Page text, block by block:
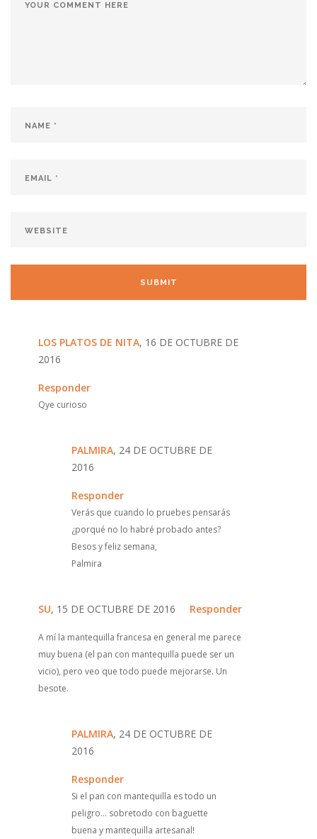
LOS PLATOS DE NITA, 16 DE OCTUBRE DE
2016
Responder
Qye curioso
PALMIRA, 24 DE OCTUBRE DE
2016
Responder
Verás que cuando lo pruebes pensarás
¿porqué no lo habré probado antes?
Besos y feliz semana,
Palmira
SU, 15 DE OCTUBRE DE 2016 Responder
A mí la mantequilla francesa en general me parece
muy buena (el pan con mantequilla puede ser un
vicio), pero veo que todo puede mejorarse. Un
besote.
PALMIRA, 24 DE OCTUBRE DE
2016
Responder
Si el pan con mantequilla es todo un
peligro... sobretodo con baguette
buena y mantequilla artesanal!